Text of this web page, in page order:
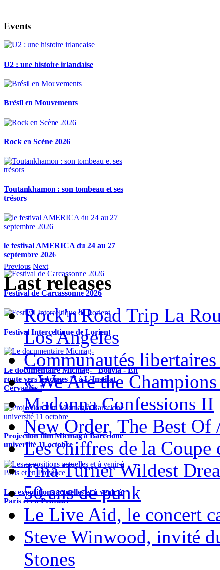
Events
U2 : une histoire irlandaise
Brésil en Mouvements
Rock en Scène 2026
Toutankhamon : son tombeau et ses
trésors
le festival AMERICA du 24 au 27
septembre 2026
Festival de Carcassonne 2026
Festival Interceltique de Lorient
Le documentaire Micmag- "Bolivia - En
route vers les cimes !" à L'Institut
Cervantès !
Projection film Micmag à Barcelone
université 11 octobre
Les expositions actuelles et à venir à
Paris et en Province
Previous Next
Last releases
Rock'n'Road Trip La
Los Angeles
Communautés libertaires
« We Are the
Madonna Confessions II
New Order, The Best Of
Les chiffres de la Coupe
Tina Turner Wildest
50 ans de punk
Le Live Aid, le concert
Steve Winwood, invité
Stones